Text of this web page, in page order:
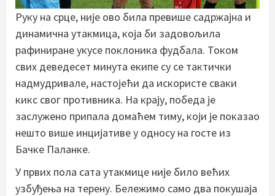
Руку на срце, није ово била превише садржајна и
динамична утакмица, која би задовољила
рафиниране укусе поклоника фудбала. Током
свих деведесет минута екипе су се тактички
надмудривале, настојећи да искористе сваки
кикс свог противника. На крају, победа је
заслужено припала домаћем тиму, који је показао
нешто више инцијативе у односу на госте из
Бачке Паланке.
У првих пола сата утакмице није било већих
узбуђења на терену. Бележимо само два покушаја